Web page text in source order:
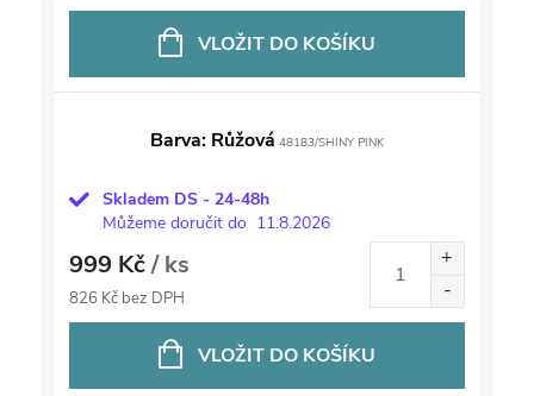
VLOŽIT DO KOŠÍKU
Barva: Růžová 48183/SHINY PINK
Skladem DS - 24-48h
Můžeme doručit do 11.8.2026
999 Kč/ ks
826 Kč bez DPH
VLOŽIT DO KOŠÍKU